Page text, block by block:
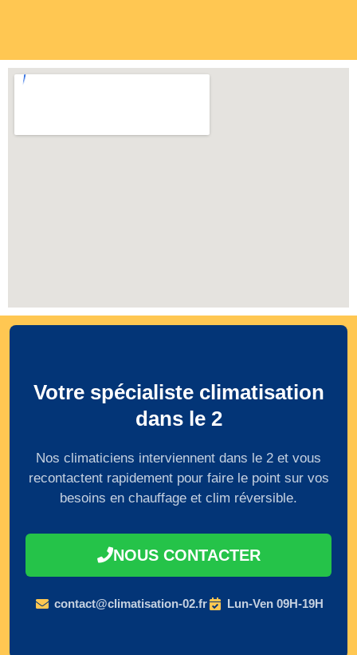
Votre spécialiste climatisation
dans le 2
Nos climaticiens interviennent dans le 2 et vous
recontactent rapidement pour faire le point sur vos
besoins en chauffage et clim réversible.
NOUS CONTACTER
contact@climatisation-02.fr Lun-Ven 09H-19H